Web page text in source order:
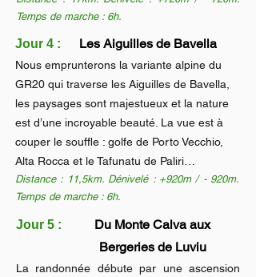
Temps de marche : 6h.
Jour 4 :Les Aiguilles de Bavella
Nous emprunterons la variante alpine du
GR20 qui traverse les Aiguilles de Bavella,
les paysages sont majestueux et la nature
est d’une incroyable beauté. La vue est à
couper le souffle : golfe de Porto Vecchio,
Alta Rocca et le Tafunatu de Paliri…
Distance : 11,5km. Dénivelé : +920m / - 920m.
Temps de marche : 6h.
Jour 5 :Du Monte Calva aux
Bergeries de Luviu
La randonnée débute par une ascension